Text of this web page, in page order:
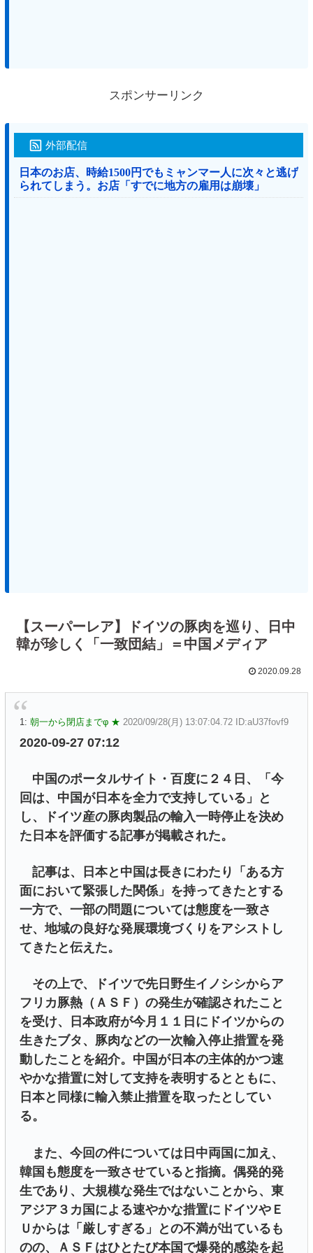
スポンサーリンク
外部配信
日本のお店、時給1500円でもミャンマー人に次々と逃げ
られてしまう。お店「すでに地方の雇用は崩壊」
【スーパーレア】ドイツの豚肉を巡り、日中
韓が珍しく「一致団結」＝中国メディア
2020.09.28
1: 朝一から閉店までφ ★ 2020/09/28(月) 13:07:04.72 ID:aU37fovf9
2020-09-27 07:12
中国のポータルサイト・百度に２４日、「今
回は、中国が日本を全力で支持している」と
し、ドイツ産の豚肉製品の輸入一時停止を決め
た日本を評価する記事が掲載された。
記事は、日本と中国は長きにわたり「ある方
面において緊張した関係」を持ってきたとする
一方で、一部の問題については態度を一致さ
せ、地域の良好な発展環境づくりをアシストし
てきたと伝えた。
その上で、ドイツで先日野生イノシシからア
フリカ豚熱（ＡＳＦ）の発生が確認されたこと
を受け、日本政府が今月１１日にドイツからの
生きたブタ、豚肉などの一次輸入停止措置を発
動したことを紹介。中国が日本の主体的かつ速
やかな措置に対して支持を表明するとともに、
日本と同様に輸入禁止措置を取ったとしてい
る。
また、今回の件については日中両国に加え、
韓国も態度を一致させていると指摘。偶発的発
生であり、大規模な発生ではないことから、東
アジア３カ国による速やかな措置にドイツやＥ
Ｕからは「厳しすぎる」との不満が出ているも
のの、ＡＳＦはひとたび本国で爆発的感染を起